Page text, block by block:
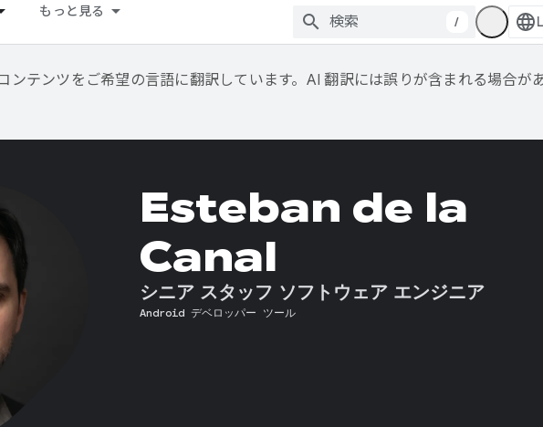
もっと見る
/
ンテンツをご希望の言語に翻訳しています。AI 翻訳には誤りが含まれる場合が
Esteban de la
Canal
シニア スタッフ ソフトウェア エンジニア
Android デベロッパー ツール